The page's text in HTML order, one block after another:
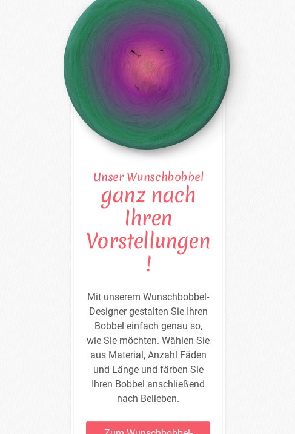
Unser Wunschbobbel
ganz nach
Ihren
Vorstellungen
!
Mit unserem Wunschbobbel-
Designer gestalten Sie Ihren
Bobbel einfach genau so,
wie Sie möchten. Wählen Sie
aus Material, Anzahl Fäden
und Länge und färben Sie
Ihren Bobbel anschließend
nach Belieben.